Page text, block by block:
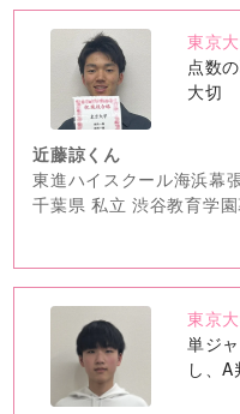
no
image
東京
点数
大切
近藤諒くん
東進ハイスクール海浜幕
千葉県 私立 渋谷教育学
no
image
東京
単ジ
し、A